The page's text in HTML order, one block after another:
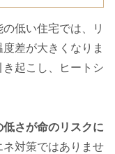
低い住宅では、リ
差が大きくなりま
起こし、ヒートシ
低さが命のリスクに
対策ではありませ